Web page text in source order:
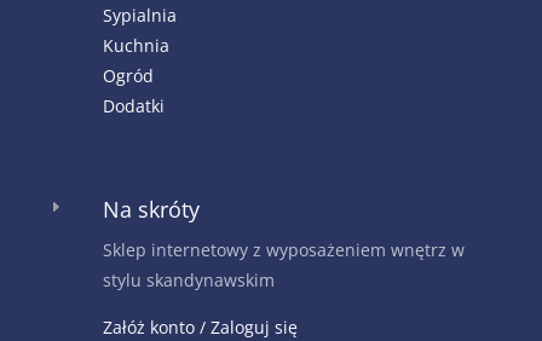
Sypialnia
Kuchnia
Ogród
Dodatki
E Na skróty
Sklep internetowy z wyposażeniem wnętrz w
stylu skandynawskim
Załóż konto / Zaloguj się